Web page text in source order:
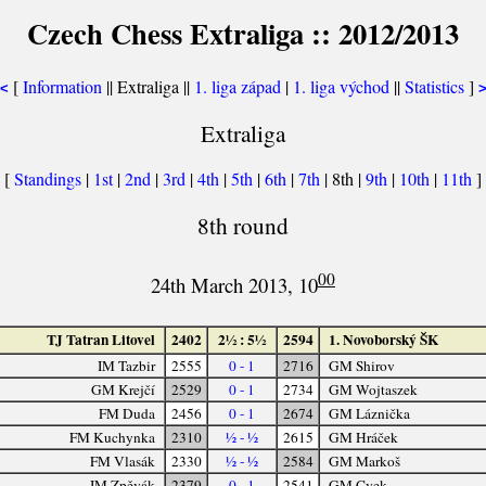
Czech Chess Extraliga :: 2012/2013
[Information || Extraliga || 1. liga západ | 1. liga východ ||Statistics]
Extraliga
[Standings | 1st|2nd |3rd |4th |5th |6th |7th | 8th |9th | 10th | 11th]
8th round
24th March 2013, 1000
TJ Tatran Litovel 2402 2½ : 5½ 2594 1. Novoborský ŠK
IM Tazbir 2555 0 - 1 2716
GM Shirov
GM Krejčí
2529 0 - 1 2734
GM Wojtaszek
FM Duda
2456 0 - 1 2674
GM Láznička
FM Kuchynka
2310 ½ - ½ 2615
GM Hráček
FM Vlasák
2330 ½ - ½ 2584
GM Markoš